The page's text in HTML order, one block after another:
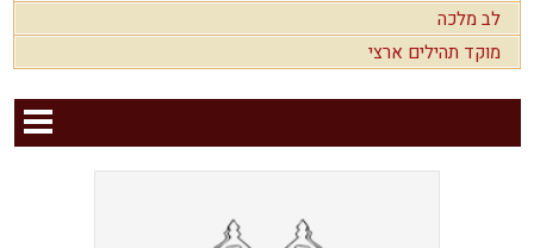
לב מלכה
מוקד תהילים ארצי